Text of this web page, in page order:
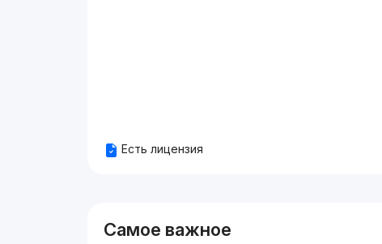
Есть лицензия
Самое важное